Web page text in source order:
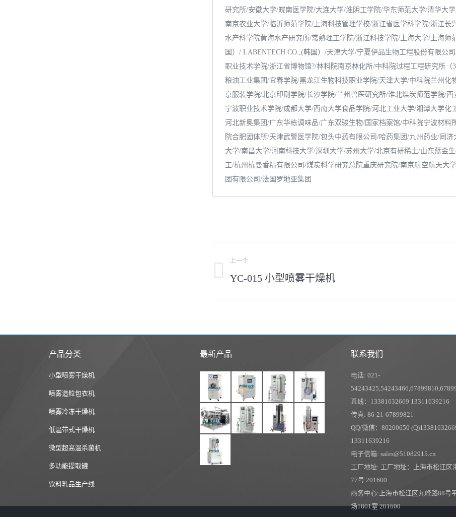
研究所/安徽大学/皖南医学院/大连大学/淮阴工学院/华东师范大学/清华大
南京农业大学/临沂师范学院/上海科技管理学校/浙江省医学科学院/浙江长
水产科学院黄海水产研究所/常熟理工学院/浙江科技学院/上海大学/上海师
国）/ LABENTECH CO.,(韩国）/天津大学/宁夏伊品生物工程股份有限公
职业技术学院/浙江省博物馆?/林科院南京林化所/中科院过程工程研究所
粮油工业集团/宜春学院/黑龙江生物科技职业学院/天津大学/中科院兰州
京服装学院/北京印刷学院/长沙学院/兰州兽医研究所/淮北煤炭师范学院/
宁波职业技术学院/成都大学/西南大学食品学院/河北工业大学/湘潭大学
河北新奥集团/广东华栋调味品/广东双骏生物/国家档案馆/中科院宁波材
院合肥固体所/天津武警医学院/包头中药有限公司/哈药集团/九州药业/同
大学/南昌大学/河南科技大学/深圳大学/苏州大学/北京有研稀土/山东蓝金
工/杭州杭曼香精有限公司/煤炭科学研究总院重庆研究院/南京航空航天大
团有限公司/法国罗地亚集团
目
导
上一个
上
目：
YC-015 小型喷雾干燥机
目
产品分类
小型喷雾干燥机
喷雾造粒包衣机
喷雾冷冻干燥机
低温带式干燥机
微型超高温杀菌机
多功能提取罐
饮料乳品生产线
最新产品 联系我们
电话: 021-
直线：13381632669 13311639216
传真: 86-21-67899821
QQ/微信：80200650
13311639216
电子信箱: sales@51082915.cn
工厂地址: 工厂地址：上海市松江区
77号 201600
商务中心:上海市松江区九峰路88号
场1801室 201600